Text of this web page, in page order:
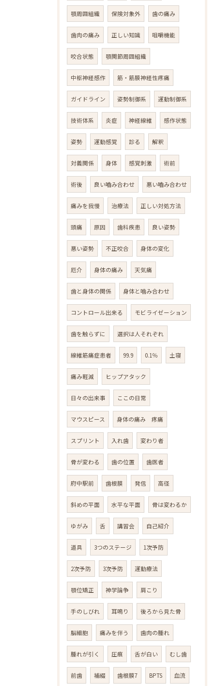
顎周囲組織 保険対象外 歯の痛み
歯肉の痛み 正しい知識 咀嚼機能
咬合状態 顎関節周囲組織
中枢神経感作 筋・筋膜神経性疼痛
ガイドライン 姿勢制御系 運動制御系
技術体系 炎症 神経線維 感作状態
姿勢 運動感覚 診る 解釈
対義関係 身体 感覚刺激 術前
術後 良い嚙み合わせ 悪い嚙み合わせ
痛みを我慢 治療法 正しい対処方法
頭痛 原因 歯科疾患 良い姿勢
悪い姿勢 不正咬合 身体の変化
厄介 身体の痛み 天気痛
歯と身体の関係 身体と噛み合わせ
コントロール出来る モビライゼーション
歯を触らずに 選択は人それぞれ
線維筋痛症患者 99.9 0.1％ 土寝
痛み軽減 ヒップアタック
日々の出来事 ここの日常
マウスピース 身体の痛み 疼痛
スプリント 入れ歯 変わり者
骨が変わる 歯の位置 歯医者
府中駅前 歯根膜 発信 高径
斜めの平面 水平な平面 骨は変わるか
ゆがみ 舌 講習会 自己紹介
道具 3つのステージ 1次予防
2次予防 3次予防 運動療法
顎位矯正 神学論争 肩こり
手のしびれ 耳鳴り 後ろから見た骨
脳細胞 痛みを伴う 歯肉の腫れ
腫れが引く 圧痕 舌が白い むし歯
前歯 補綴 歯根膜7 BPTS 血流